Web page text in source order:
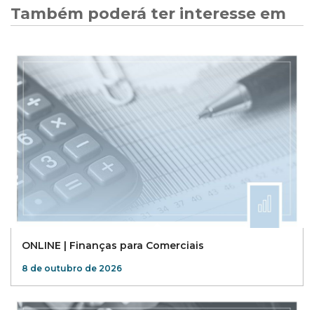
Também poderá ter interesse em
ONLINE | Finanças para Comerciais
8 de outubro de 2026